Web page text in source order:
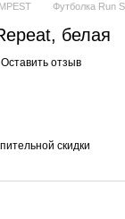
Футболка Run
белая
Оставить отзыв
скидки